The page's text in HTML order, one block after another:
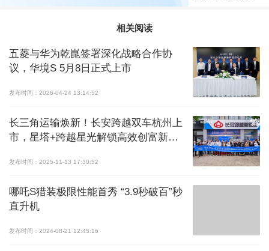
相关阅读
五菱与华为乾崑签署深化战略合作协
议，华境S 5月8日正式上市
发布时间：2026-04-24 13:14:52
长三角运输焕新！长安跨越双车杭州上
市，星塔+跨越星光解锁高效创富新姿
发布时间：2025-11-13 17:30:52
哪吒S猎装极限性能首秀 “3.9秒破百”秒
直升机
发布时间：2024-08-21 12:45:16